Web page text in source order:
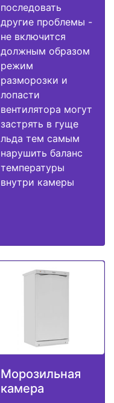
последовать
другие проблемы -
не включится
должным образом
режим
разморозки и
лопасти
вентилятора могут
застрять в гуще
льда тем самым
нарушить баланс
температуры
внутри камеры
Морозильная
камера